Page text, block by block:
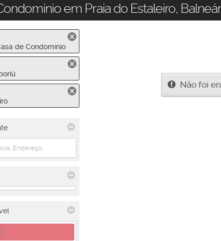
em Praia do Estaleiro,
de Condomínio
Não foi